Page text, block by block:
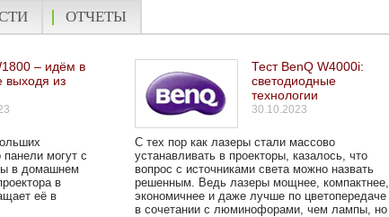
ОТЧЕТЫ
– идём в
выходя из
панели могут с
в домашнем
в
её в
Тест BenQ W4000i:
светодиодные
технологии
30.10.2023
C тех пор как лазеры стали массово
устанавливать в проекторы, казалось, что
вопрос с источниками света можно назвать
решенным. Ведь лазеры мощнее, компактнее,
экономичнее и даже лучше по цветопередаче
в сочетании с люминофорами, чем лампы, но